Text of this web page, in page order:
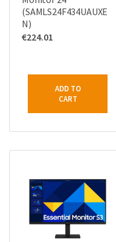
(SAMLS24F434UAUXE
N)
€224.01
ADD TO
CART